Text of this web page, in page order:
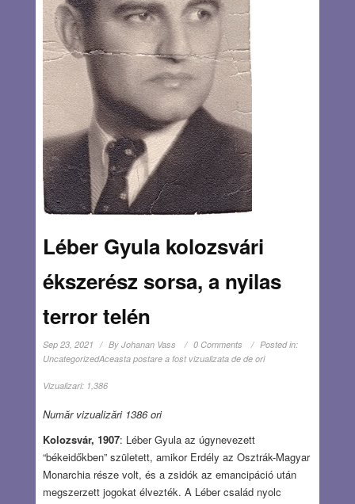
Léber Gyula kolozsvári
ékszerész sorsa, a nyilas
terror telén
Sep 23, 2021 By Johanan Vass 0 Comments
Posted in:
UncategorizedAceasta postare a fost vizualizata de de ori
Vizualizari: 1,386
Număr vizualizări 1386 ori
Kolozsvár, 1907: Léber Gyula az úgynevezett
“békeidőkben” született, amikor Erdély az Osztrák-Magyar
Monarchia része volt, és a zsidók az emancipáció után
megszerzett jogokat élvezték. A Léber család nyolc